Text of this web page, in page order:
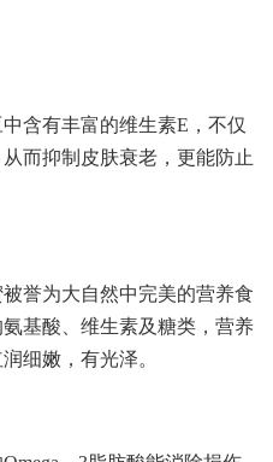
含有丰富的维生素E，不仅
而抑制皮肤衰老，更能防止
誉为大自然中完美的营养食
基酸、维生素及糖类，营养
细嫩，有光泽。